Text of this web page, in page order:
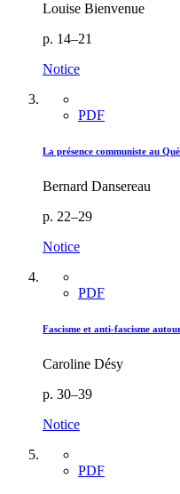
Louise Bienvenue
p. 14–21
Notice
PDF
La présence communiste au
Bernard Dansereau
p. 22–29
Notice
PDF
Fascisme et anti-fascisme
Caroline Désy
p. 30–39
Notice
PDF